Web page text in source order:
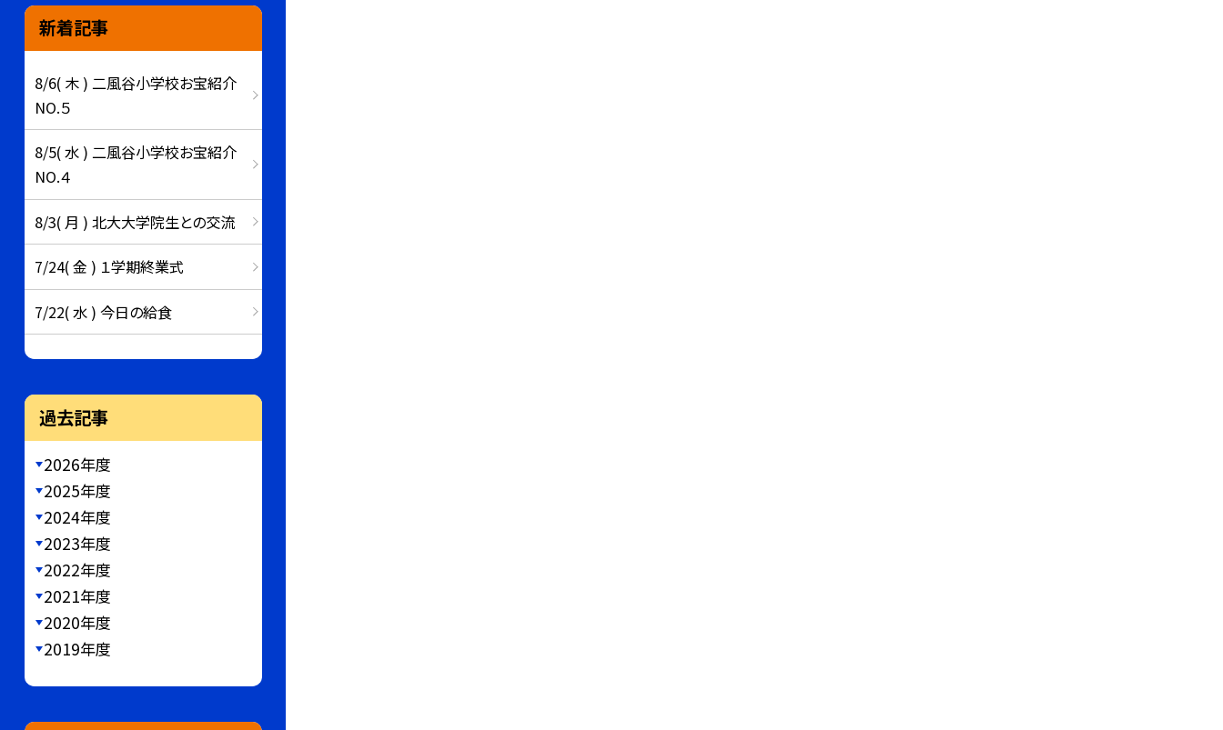
新着記事
8/6( 木 ) 二風谷小学校お宝紹介
NO.５
8/5( 水 ) 二風谷小学校お宝紹介
NO.４
8/3( 月 ) 北大大学院生との交流
7/24( 金 ) １学期終業式
7/22( 水 ) 今日の給食
過去記事
2026年度
2025年度
2024年度
2023年度
2022年度
2021年度
2020年度
2019年度